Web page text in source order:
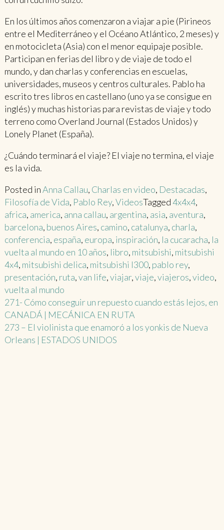
En los últimos años comenzaron a viajar a pie (Pirineos
entre el Mediterráneo y el Océano Atlántico, 2 meses) y
en motocicleta (Asia) con el menor equipaje posible.
Participan en ferias del libro y de viaje de todo el
mundo, y dan charlas y conferencias en escuelas,
universidades, museos y centros culturales. Pablo ha
escrito tres libros en castellano (uno ya se consigue en
inglés) y muchas historias para revistas de viaje y todo
terreno como Overland Journal (Estados Unidos) y
Lonely Planet (España).
¿Cuándo terminará el viaje? El viaje no termina, el viaje
es la vida.
Posted inAnna Callau, Charlas en video, Destacadas,
Filosofía de Vida, Pablo Rey,VideosTagged4x4x4,
africa, america, anna callau, argentina, asia, aventura,
barcelona, buenos Aires, camino, catalunya, charla,
conferencia, españa, europa, inspiración, la cucaracha, la
vuelta al mundo en 10 años, libro, mitsubishi, mitsubishi
4x4, mitsubishi delica, mitsubishi l300, pablo rey,
presentación, ruta,van life,viajar,viaje,viajeros,video,
vuelta al mundo
Post
navigation
271- Cómo conseguir un repuesto cuando estás lejos, en
CANADÁ | MECÁNICA EN RUTA
273 – El violinista que enamoró a los yonkis de Nueva
Orleans | ESTADOS UNIDOS